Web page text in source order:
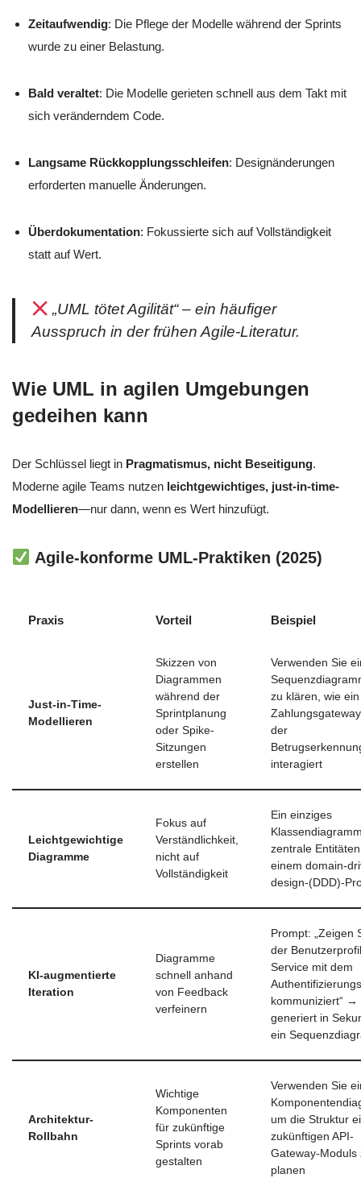
Zeitaufwendig: Die Pflege der Modelle während der Sprints
wurde zu einer Belastung.
Bald veraltet: Die Modelle gerieten schnell aus dem Takt mit
sich veränderndem Code.
Langsame Rückkopplungsschleifen: Designänderungen
erforderten manuelle Änderungen.
Überdokumentation: Fokussierte sich auf Vollständigkeit
statt auf Wert.
„UML tötet Agilität“ – ein häufiger
Ausspruch in der frühen Agile-Literatur.
Wie UML in agilen Umgebungen
gedeihen kann
Der Schlüssel liegt in Pragmatismus, nicht Beseitigung.
Moderne agile Teams nutzen leichtgewichtiges, just-in-time-
Modellieren—nur dann, wenn es Wert hinzufügt.
Agile-konforme UML-Praktiken (2025)
Praxis Vorteil Beispiel
Just-in-Time-
Modellieren
Skizzen von
Diagrammen
während der
Sprintplanung
oder Spike-
Sitzungen
erstellen
Verwenden Sie
zu klären, wie ein
der
interagiert
Leichtgewichtige
Diagramme
Fokus auf
Verständlichkeit,
nicht auf
Vollständigkeit
Ein einziges
zentrale
einem domain-
design-(DDD)-
KI-augmentierte
Iteration
Diagramme
schnell anhand
von Feedback
verfeinern
Prompt: „Zeigen
der
Service mit dem
kommuniziert“ →
generiert in
ein
Architektur-
Rollbahn
Wichtige
Komponenten
für zukünftige
Sprints vorab
gestalten
Verwenden Sie
um die Struktur
zukünftigen API-
Gateway-Moduls
planen